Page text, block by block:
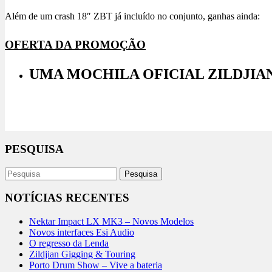
Além de um crash 18″ ZBT já incluído no conjunto, ganhas ainda:
OFERTA DA PROMOÇÃO
UMA MOCHILA OFICIAL
PESQUISA
NOTÍCIAS RECENTES
Nektar Impact LX MK3 – Novos Modelos
Novos interfaces Esi Audio
O regresso da Lenda
Zildjian Gigging & Touring
Porto Drum Show – Vive a bateria